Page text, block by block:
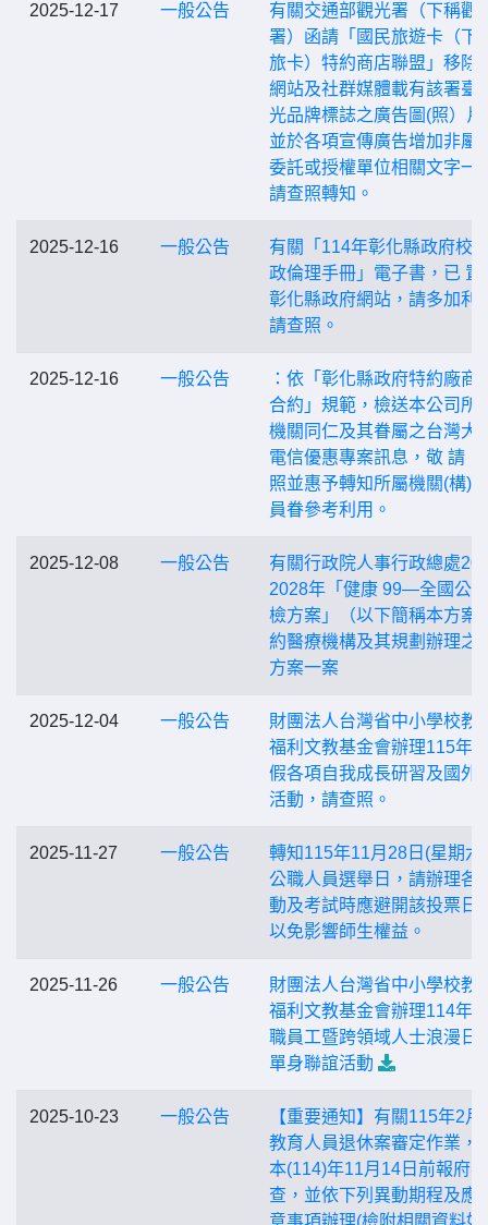
2025-12-17 一般公告
有關交通部觀光署（下稱觀
署）函請「國民旅遊卡（下
旅卡）特約商店聯盟」移除
網站及社群媒體載有該署臺
光品牌標誌之廣告圖(照）片
並於各項宣傳廣告增加非屬
委託或授權單位相關文字一
請查照轉知。
2025-12-16 一般公告
有關「114年彰化縣政府校
政倫理手冊」電子書，已 置
彰化縣政府網站，請多加利
請查照。
2025-12-16 一般公告
：依「彰化縣政府特約廠商
合約」規範，檢送本公司所
機關同仁及其眷屬之台灣大
電信優惠專案訊息，敬 請
照並惠予轉知所屬機關(構)
員眷參考利用。
2025-12-08 一般公告
有關行政院人事行政總處
2028年「健康 99—全國公
檢方案」（以下簡稱本方案
約醫療機構及其規劃辦理之
方案一案
2025-12-04 一般公告
財團法人台灣省中小學校教
福利文教基金會辦理115年
假各項自我成長研習及國外
活動，請查照。
2025-11-27 一般公告
轉知115年11月28日(星期六
公職人員選舉日，請辦理各
動及考試時應避開該投票日
以免影響師生權益。
2025-11-26 一般公告
財團法人台灣省中小學校教
福利文教基金會辦理114年
職員工暨跨領域人士浪漫日
單身聯誼活動
2025-10-23 一般公告
【重要通知】有關115年2月
教育人員退休案審定作業，
本(114)年11月14日前報府審
查，並依下列異動期程及應
意事項辦理(檢附相關資料如